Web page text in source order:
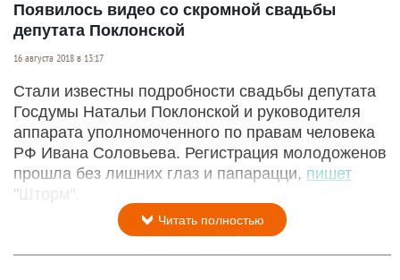
Появилось видео со скромной свадьбы
депутата Поклонской
16 августа 2018 в 13:17
Стали известны подробности свадьбы депутата
Госдумы Натальи Поклонской и руководителя
аппарата уполномоченного по правам человека
РФ Ивана Соловьева. Регистрация молодоженов
прошла без лишних глаз и папарацци, пишет
"Шторм".
Читать полностью